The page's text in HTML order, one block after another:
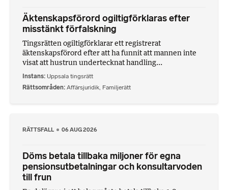
Äktenskapsförord ogiltigförklaras efter
misstänkt förfalskning
Tingsrätten ogiltigförklarar ett registrerat
äktenskapsförord efter att ha funnit att mannen inte
visat att hustrun undertecknat handling...
Instans Uppsala tingsrätt
Rättsområden Affärsjuridik, Familjerätt
RÄTTSFALL 06 AUG 2026
Döms betala tillbaka miljoner för egna
pensionsutbetalningar och konsultarvoden
till frun